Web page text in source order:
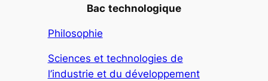
Bac technologique
Philosophie
Sciences et technologies de
l’industrie et du développement